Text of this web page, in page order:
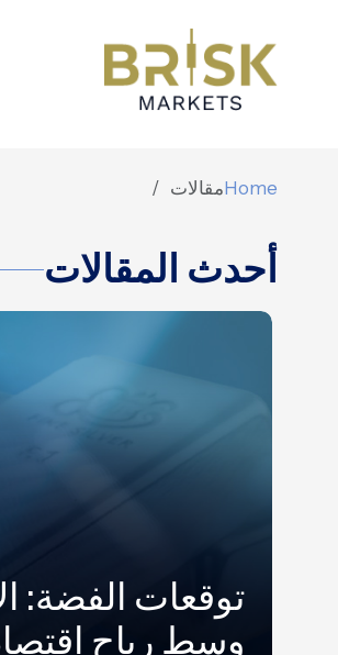
Homeمقالات
أحدث المقالات
توقعات الفضة:
وسط رياح